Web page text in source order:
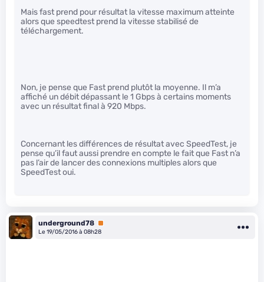
Mais fast prend pour résultat la vitesse maximum atteinte
alors que speedtest prend la vitesse stabilisé de
téléchargement.
Non, je pense que Fast prend plutôt la moyenne. Il m’a
affiché un débit dépassant le 1 Gbps à certains moments
avec un résultat final à 920 Mbps.
Concernant les différences de résultat avec SpeedTest, je
pense qu’il faut aussi prendre en compte le fait que Fast n’a
pas l’air de lancer des connexions multiples alors que
SpeedTest oui.
underground78 Premium
Le 19/05/2016 à 08h28